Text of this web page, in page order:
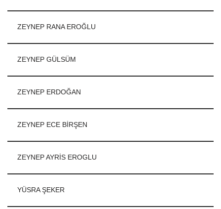
ZEYNEP RANA EROĞLU
ZEYNEP GÜLSÜM
ZEYNEP ERDOĞAN
ZEYNEP ECE BİRŞEN
ZEYNEP AYRİS EROGLU
YÜSRA ŞEKER